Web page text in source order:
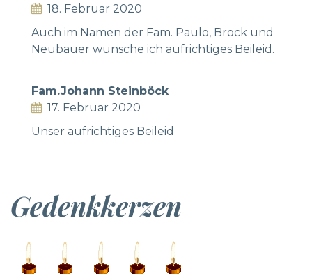
18. Februar 2020
Auch im Namen der Fam. Paulo, Brock und
Neubauer wünsche ich aufrichtiges Beileid.
Fam.Johann Steinböck
17. Februar 2020
Unser aufrichtiges Beileid
Gedenkkerzen